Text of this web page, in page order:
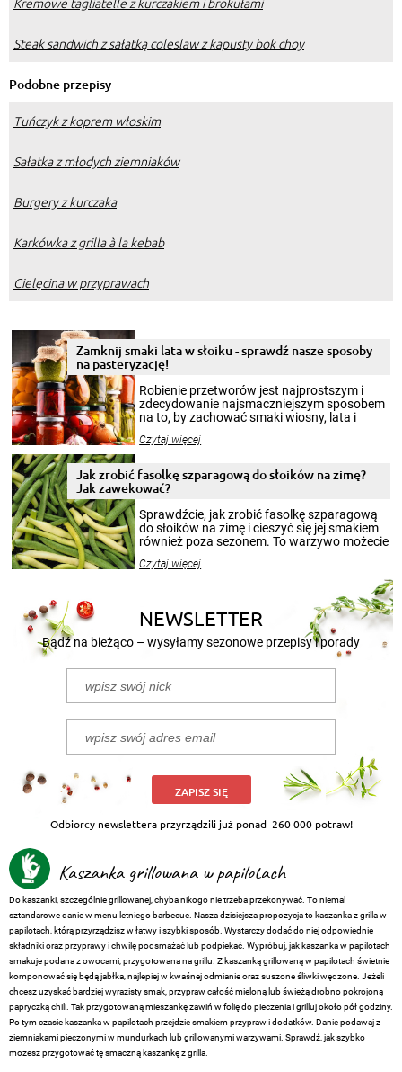
Steak sandwich z sałatką coleslaw z kapusty bok choy
Podobne przepisy
Tuńczyk z koprem włoskim
Sałatka z młodych ziemniaków
Burgery z kurczaka
Karkówka z grilla à la kebab
Cielęcina w przyprawach
Zamknij smaki lata w słoiku - sprawdź nasze sposoby
na pasteryzację!
Robienie przetworów jest najprostszym i
zdecydowanie najsmaczniejszym sposobem
na to, by zachować smaki wiosny, lata i
krajobrazów, by cieszyć nimi oko w sezonie
pełni poczuć atmosferę cieplejszych
miesięcy. Przygotowanie słoików ze
patenty, które pozwolą zachować świeżość
przetworów.
Czytaj więcej
Jak zrobić fasolkę szparagową do słoików na zimę?
Jak zawekować?
Sprawdźcie, jak zrobić fasolkę szparagową
do słoików na zimę i cieszyć się jej smakiem
również poza sezonem. To warzywo możecie
nasze propozycje!
Czytaj więcej
NEWSLETTER
Bądź na bieżąco – wysyłamy sezonowe przepisy i porady
ZAPISZ SIĘ
Odbiorcy newslettera przyrządzili już ponad 260 000 potraw!
Kaszanka grillowana w papilotach
Do kaszanki, szczególnie grillowanej, chyba nikogo nie trzeba przekonywać. To niemal
sztandarowe danie w menu letniego barbecue. Nasza dzisiejsza propozycja to kaszanka z grilla w
papilotach, którą przyrządzisz w łatwy i szybki sposób. Wystarczy dodać do niej odpowiednie
składniki oraz przyprawy i chwilę podsmażać lub podpiekać. Wypróbuj, jak kaszanka w papilotach
smakuje podana z owocami, przygotowana na grillu. Z kaszanką grillowaną w papilotach świetnie
komponować się będą jabłka, najlepiej w kwaśnej odmianie oraz suszone śliwki wędzone. Jeżeli
chcesz uzyskać bardziej wyrazisty smak, przypraw całość mieloną lub świeżą drobno pokrojoną
papryczką chili. Tak przygotowaną mieszankę zawiń w folię do pieczenia i grilluj około pół godziny.
Po tym czasie kaszanka w papilotach przejdzie smakiem przypraw i dodatków. Danie podawaj z
ziemniakami pieczonymi w mundurkach lub grillowanymi warzywami. Sprawdź, jak szybko
możesz przygotować tę smaczną kaszankę z grilla.